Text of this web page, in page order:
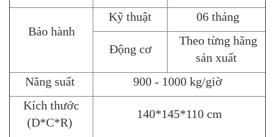
Bảo hành
Kỹ thuật 06 tháng
Động cơ
Theo từng hãng
sản xuất
Năng suất
900 - 1000 kg/giờ
Kích thước
(D*C*R)
140*145*110 cm